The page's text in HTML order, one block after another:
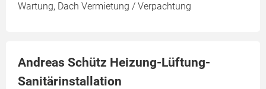
Wartung, Dach Vermietung / Verpachtung
Andreas Schütz Heizung-Lüftung-
Sanitärinstallation